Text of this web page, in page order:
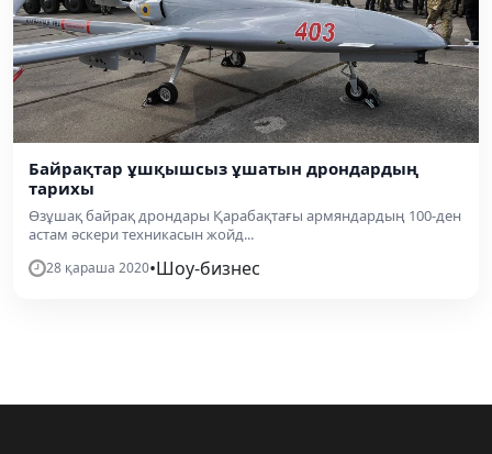
Байрақтар ұшқышсыз ұшатын дрондардың
тарихы
Өзұшақ байрақ дрондары Қарабақтағы армяндардың 100-ден
астам әскери техникасын жойд...
28 қараша 2020•Шоу-бизнес